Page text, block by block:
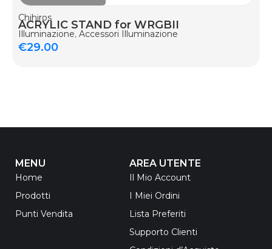
Chihiros
ACRYLIC STAND for WRGBII
Illuminazione, Accessori Illuminazione
€29.00
MENU
Home
Prodotti
Punti Vendita
AREA UTENTE
Il Mio Account
I Miei Ordini
Lista Preferiti
Supporto Clienti